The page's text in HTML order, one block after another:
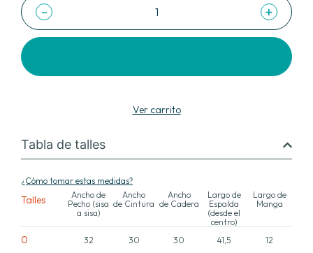
- +
Ver carrito
Tabla de talles
¿Cómo tomar estas medidas?
Talles
Ancho de
Pecho (sisa
a sisa)
Ancho
de Cintura
Ancho
de Cadera
Largo de
Espalda
(desde el
centro)
Largo de
Manga
0 32 30 30 41,5 12